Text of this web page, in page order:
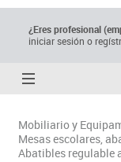
¿Eres profesional
iniciar sesión o
Mobiliario y
Mesas escolares,
Abatibles regulable